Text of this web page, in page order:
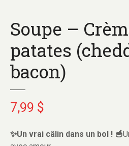
Soupe –
patates
bacon)
7,99 $
✨Un vrai câlin dans un bol ! 🥣